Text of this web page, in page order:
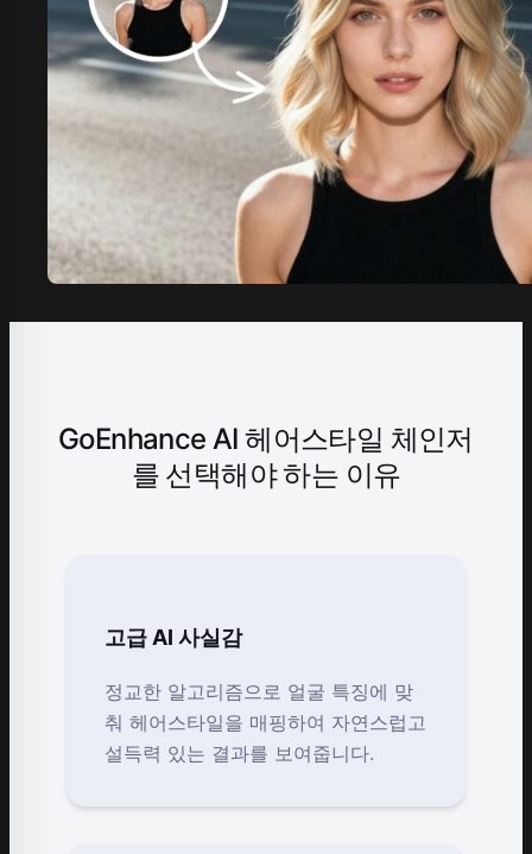
GoEnhance AI 헤어스타일 체인저
를 선택해야 하는 이유
고급 AI 사실감
정교한 알고리즘으로 얼굴 특징에 맞
춰 헤어스타일을 매핑하여 자연스럽고
설득력 있는 결과를 보여줍니다.